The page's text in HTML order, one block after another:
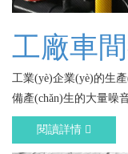
工廠車
工業(yè)企業(yè)的生產
備產(chǎn)生的大量噪音
閱讀詳情